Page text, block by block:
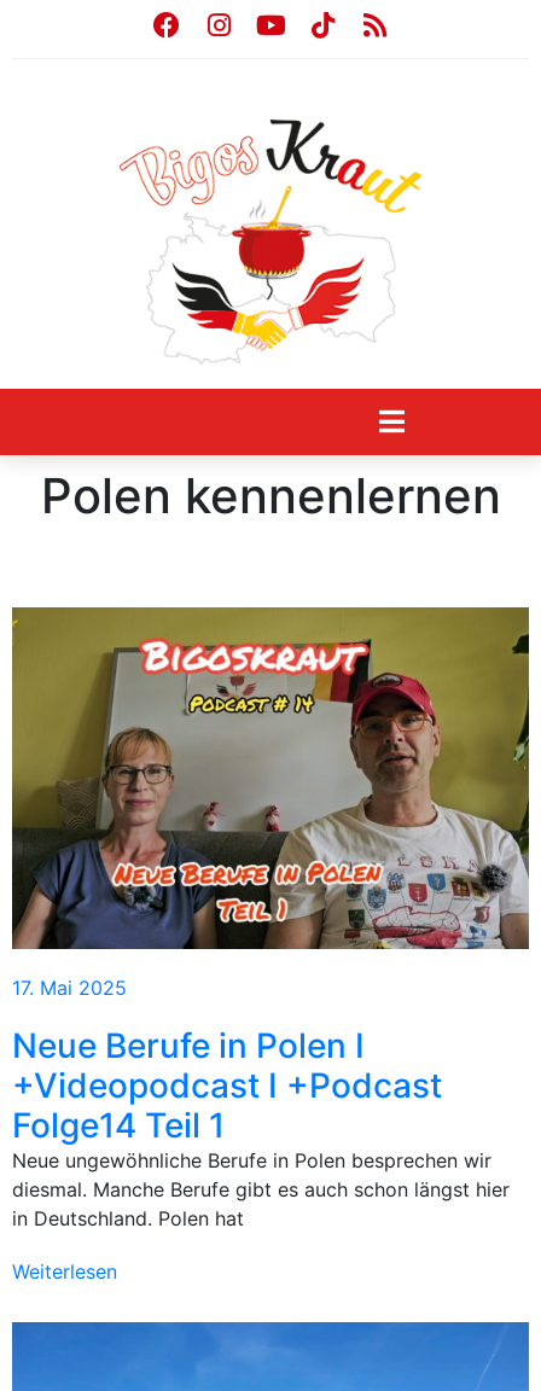
Polen kennenlernen
17. Mai 2025
Neue Berufe in Polen I
+Videopodcast I +Podcast
Folge14 Teil 1
Neue ungewöhnliche Berufe in Polen besprechen wir
diesmal. Manche Berufe gibt es auch schon längst hier
in Deutschland. Polen hat
Weiterlesen